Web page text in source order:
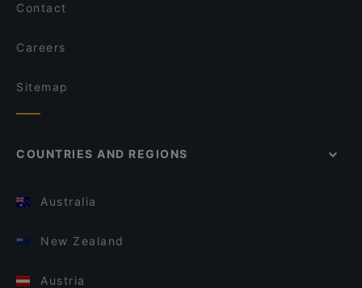
Contact
Careers
Sitemap
COUNTRIES AND REGIONS
Australia
New Zealand
Austria